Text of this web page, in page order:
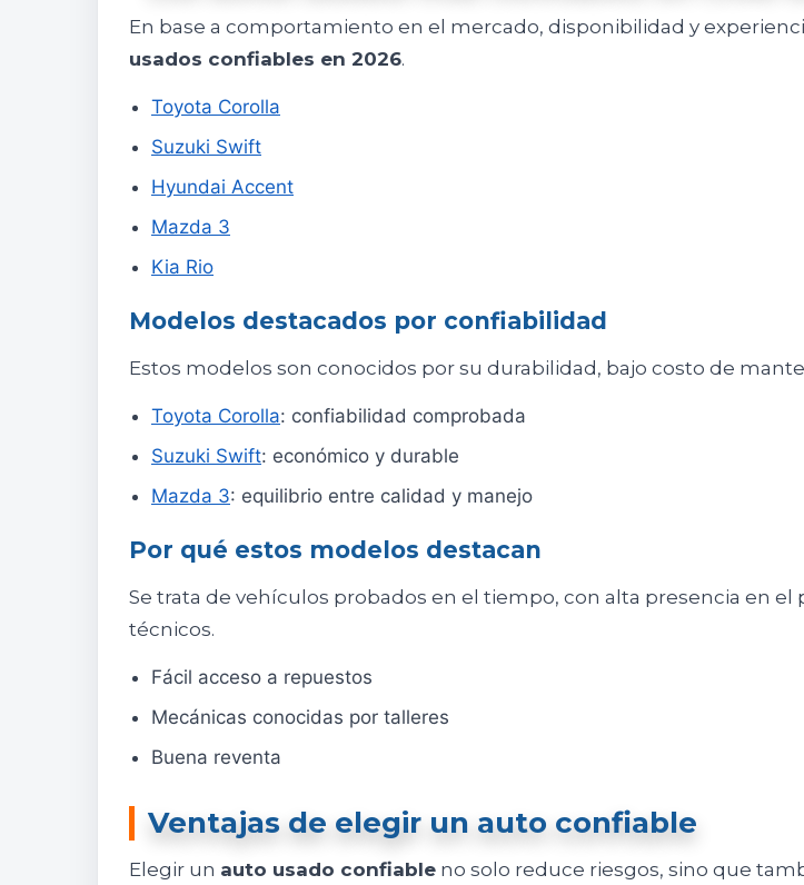
En base a comportamiento en el mercado, disponibilidad y
usados confiables en 2026.
Toyota Corolla
Suzuki Swift
Hyundai Accent
Mazda 3
Kia Rio
Modelos destacados por confiabilidad
Estos modelos son conocidos por su durabilidad, bajo costo de
Toyota Corolla: confiabilidad comprobada
Suzuki Swift: económico y durable
Mazda 3: equilibrio entre calidad y manejo
Por qué estos modelos destacan
Se trata de vehículos probados en el tiempo, con alta presencia en
técnicos.
Fácil acceso a repuestos
Mecánicas conocidas por talleres
Buena reventa
Ventajas de elegir un auto confiable
Elegir un auto usado confiable no solo reduce riesgos, sino que